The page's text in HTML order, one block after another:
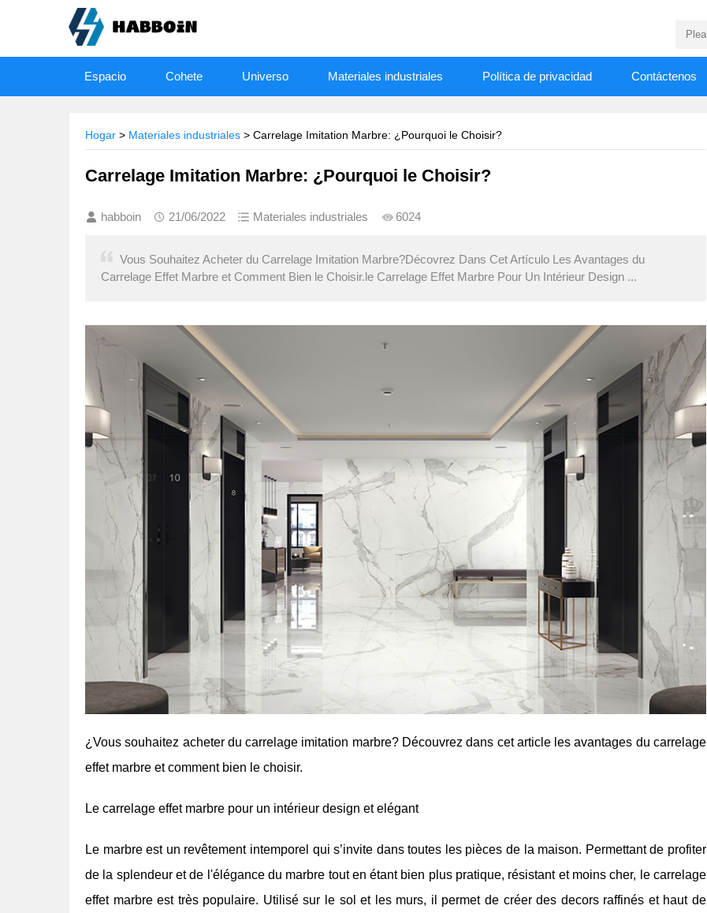
Espacio Cohete Universo Materiales industriales Política de privacidad Contáctenos
Hogar > Materiales industriales > Carrelage Imitation Marbre: ¿Pourquoi le Choisir?
Carrelage Imitation Marbre: ¿Pourquoi le Choisir?
habboin 21/06/2022 Materiales industriales 6024
Vous Souhaitez Acheter du Carrelage Imitation Marbre?Décovrez Dans Cet Artículo Les Avantages du
Carrelage Effet Marbre et Comment Bien le Choisir.le Carrelage Effet Marbre Pour Un Intérieur Design ...
¿Vous souhaitez acheter du carrelage imitation marbre? Découvrez dans cet article les avantages du carrelage
effet marbre et comment bien le choisir.
Le carrelage effet marbre pour un intérieur design et elégant
Le marbre est un revêtement intemporel qui s’invite dans toutes les pièces de la maison. Permettant de profiter
de la splendeur et de l'élégance du marbre tout en étant bien plus pratique, résistant et moins cher, le carrelage
effet marbre est très populaire. Utilisé sur le sol et les murs, il permet de créer des decors raffinés et haut de